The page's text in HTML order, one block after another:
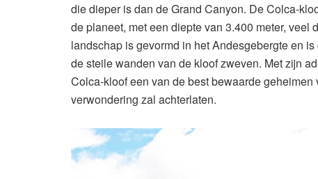
die dieper is dan de Grand Canyon. De Colca-
de planeet, met een diepte van 3.400 meter,
landschap is gevormd in het Andesgebergte en
de steile wanden van de kloof zweven. Met zijn
Colca-kloof een van de best bewaarde
verwondering zal achterlaten.